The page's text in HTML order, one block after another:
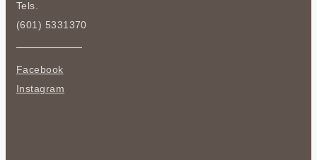
Tels.
(601) 5331370
Facebook
Instagram